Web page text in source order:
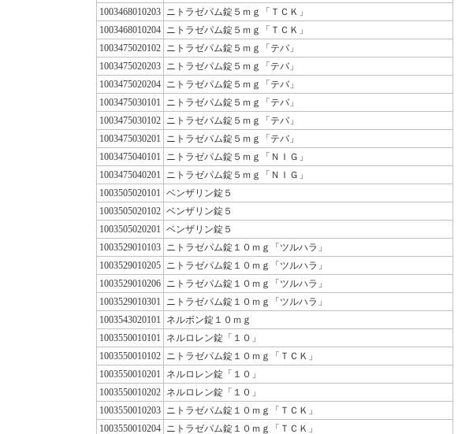
1003468010203
ニトラゼパム錠５ｍｇ「ＴＣＫ」
1003468010204
ニトラゼパム錠５ｍｇ「ＴＣＫ」
1003475020102
ニトラゼパム錠５ｍｇ「テバ」
1003475020203
ニトラゼパム錠５ｍｇ「テバ」
1003475020204
ニトラゼパム錠５ｍｇ「テバ」
1003475030101
ニトラゼパム錠５ｍｇ「テバ」
1003475030102
ニトラゼパム錠５ｍｇ「テバ」
1003475030201
ニトラゼパム錠５ｍｇ「テバ」
1003475040101
ニトラゼパム錠５ｍｇ「ＮＩＧ」
1003475040201
ニトラゼパム錠５ｍｇ「ＮＩＧ」
1003505020101
ベンザリン錠５
1003505020102 ベンザリン錠５
1003505020201
ベンザリン錠５
1003529010103
ニトラゼパム錠１０ｍｇ「ツルハラ」
1003529010205
ニトラゼパム錠１０ｍｇ「ツルハラ」
1003529010206
ニトラゼパム錠１０ｍｇ「ツルハラ」
1003529010301
ニトラゼパム錠１０ｍｇ「ツルハラ」
1003543020101
ネルボン錠１０ｍｇ
1003550010101
ネルロレン錠「１０」
1003550010102
ニトラゼパム錠１０ｍｇ「ＴＣＫ」
1003550010201
ネルロレン錠「１０」
1003550010202 ネルロレン錠「１０」
1003550010203
ニトラゼパム錠１０ｍｇ「ＴＣＫ」
1003550010204
ニトラゼパム錠１０ｍｇ「ＴＣＫ」